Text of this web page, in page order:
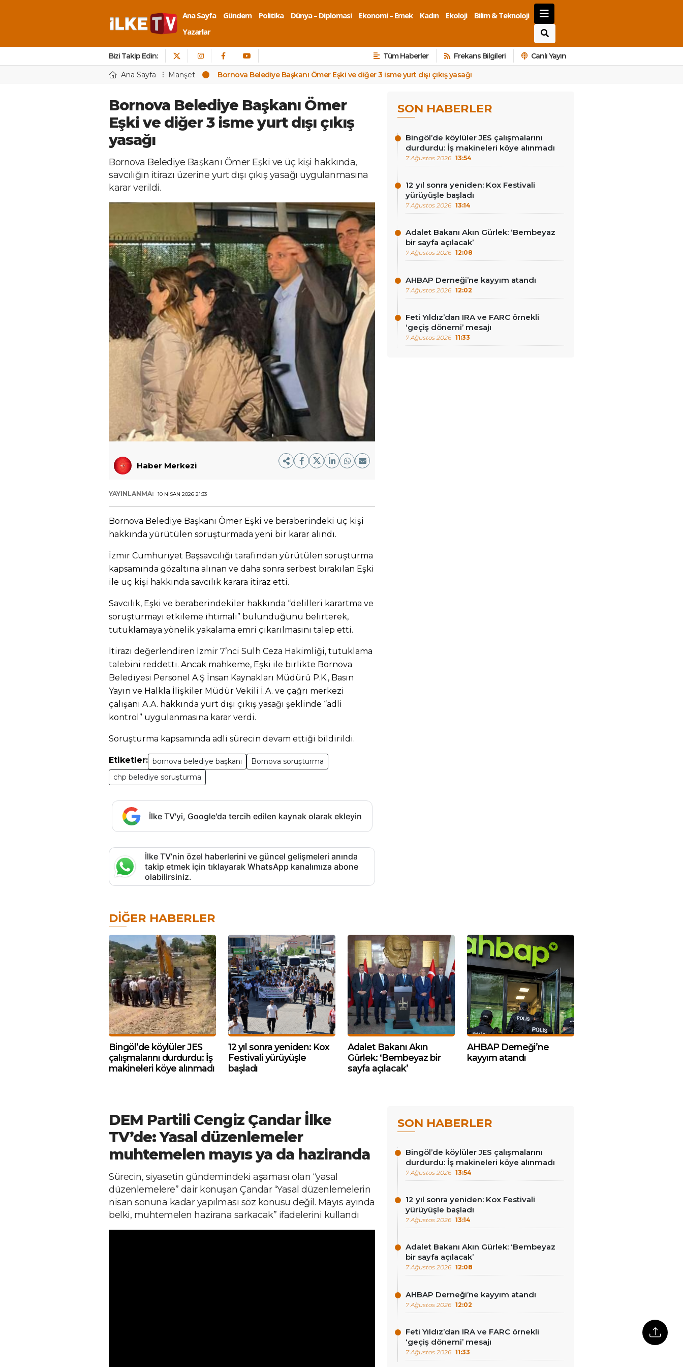
Ana Sayfa Gündem Politika Dünya – Diplomasi Ekonomi – Emek Kadın Ekoloji
Bilim & Teknoloji
Yazarlar
Bizi Takip Edin: Tüm Haberler Frekans Bilgileri Canlı Yayın
Ana Sayfa Manşet Bornova Belediye Başkanı Ömer Eşki ve diğer 3 isme yurt dışı çıkış yasağı
Bornova Belediye Başkanı Ömer
Eşki ve diğer 3 isme yurt dışı çıkış
yasağı
Bornova Belediye Başkanı Ömer Eşki ve üç kişi hakkında,
savcılığın itirazı üzerine yurt dışı çıkış yasağı uygulanmasına
karar verildi.
Haber Merkezi
YAYINLANMA: 10 NISAN 2026 21:33
Bornova Belediye Başkanı Ömer Eşki ve beraberindeki üç kişi
hakkında yürütülen soruşturmada yeni bir karar alındı.
İzmir Cumhuriyet Başsavcılığı tarafından yürütülen soruşturma
kapsamında gözaltına alınan ve daha sonra serbest bırakılan Eşki
ile üç kişi hakkında savcılık karara itiraz etti.
Savcılık, Eşki ve beraberindekiler hakkında “delilleri karartma ve
soruşturmayı etkileme ihtimali” bulunduğunu belirterek,
tutuklamaya yönelik yakalama emri çıkarılmasını talep etti.
İtirazı değerlendiren İzmir 7’nci Sulh Ceza Hakimliği, tutuklama
talebini reddetti. Ancak mahkeme, Eşki ile birlikte Bornova
Belediyesi Personel A.Ş İnsan Kaynakları Müdürü P.K., Basın
Yayın ve Halkla İlişkiler Müdür Vekili İ.A. ve çağrı merkezi
çalışanı A.A. hakkında yurt dışı çıkış yasağı şeklinde “adli
kontrol” uygulanmasına karar verdi.
Soruşturma kapsamında adli sürecin devam ettiği bildirildi.
Etiketler: bornova belediye başkanı
Bornova soruşturma
chp belediye soruşturma
İlke TV'yi, Google'da tercih edilen kaynak olarak ekleyin
İlke TV’nin özel haberlerini ve güncel gelişmeleri anında
takip etmek için tıklayarak WhatsApp kanalımıza abone
olabilirsiniz.
SON HABERLER
Bingöl’de köylüler JES çalışmalarını
durdurdu: İş makineleri köye alınmadı
7 Ağustos 2026 13:54
12 yıl sonra yeniden: Kox Festivali
yürüyüşle başladı
7 Ağustos 2026 13:14
Adalet Bakanı Akın Gürlek: ‘Bembeyaz
bir sayfa açılacak’
7 Ağustos 2026 12:08
AHBAP Derneği’ne kayyım atandı
7 Ağustos 2026 12:02
Feti Yıldız’dan IRA ve FARC örnekli
‘geçiş dönemi’ mesajı
7 Ağustos 2026 11:33
DIĞER HABERLER
Bingöl’de köylüler JES
çalışmalarını durdurdu: İş
makineleri köye alınmadı
12 yıl sonra yeniden: Kox
Festivali yürüyüşle
başladı
Adalet Bakanı Akın
Gürlek: ‘Bembeyaz bir
sayfa açılacak’
AHBAP Derneği’ne
kayyım atandı
DEM Partili Cengiz Çandar İlke
TV’de: Yasal düzenlemeler
muhtemelen mayıs ya da haziranda
Sürecin, siyasetin gündemindeki aşaması olan “yasal
düzenlemelere” dair konuşan Çandar “Yasal düzenlemelerin
nisan sonuna kadar yapılması söz konusu değil. Mayıs ayında
belki, muhtemelen hazirana sarkacak” ifadelerini kullandı
SON HABERLER
Bingöl’de köylüler JES çalışmalarını
durdurdu: İş makineleri köye alınmadı
7 Ağustos 2026 13:54
12 yıl sonra yeniden: Kox Festivali
yürüyüşle başladı
7 Ağustos 2026 13:14
Adalet Bakanı Akın Gürlek: ‘Bembeyaz
bir sayfa açılacak’
7 Ağustos 2026 12:08
AHBAP Derneği’ne kayyım atandı
7 Ağustos 2026 12:02
Feti Yıldız’dan IRA ve FARC örnekli
‘geçiş dönemi’ mesajı
7 Ağustos 2026 11:33